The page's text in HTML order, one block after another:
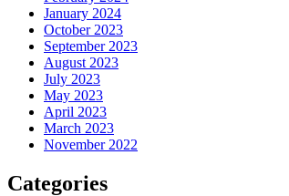
January 2024
October 2023
September 2023
August 2023
July 2023
May 2023
April 2023
March 2023
November 2022
Categories